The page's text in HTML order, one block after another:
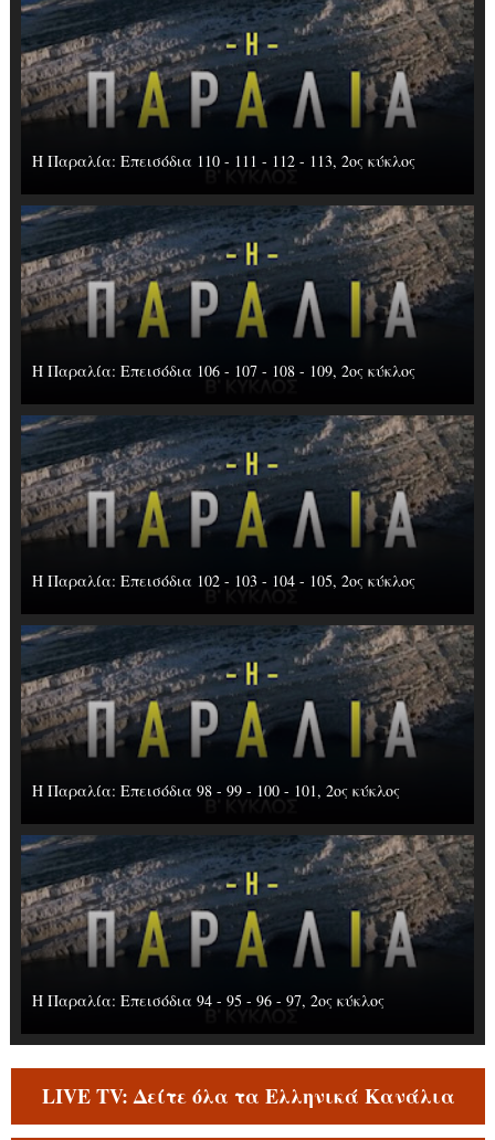
Η Παραλία: Επεισόδια 110 - 111 - 112 - 113, 2ος κύκλος
Η Παραλία: Επεισόδια 106 - 107 - 108 - 109, 2ος κύκλος
Η Παραλία: Επεισόδια 102 - 103 - 104 - 105, 2ος κύκλος
Η Παραλία: Επεισόδια 98 - 99 - 100 - 101, 2ος κύκλος
Η Παραλία: Επεισόδια 94 - 95 - 96 - 97, 2ος κύκλος
LIVE TV: Δείτε όλα τα Ελληνικά Κανάλια